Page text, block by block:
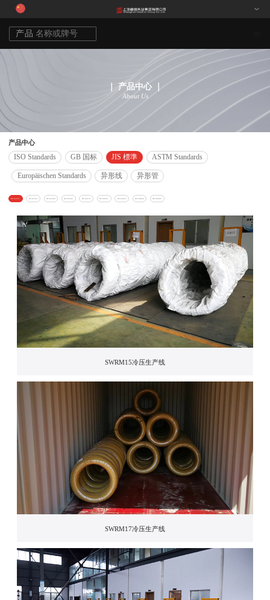
｜ 产品中心 ｜
About Us
产品中心
ISO Standards GB 国标 JIS 標準 ASTM Standards
Europäischen Standards 异形线 异形管
JIS G3505 JIS G3507 JIS G3508 JIS G3509 JIS G4107 JIS G4051 JIS G4053 JIS G4804 JIS G4805
SWRM15冷压生产线
SWRM17冷压生产线